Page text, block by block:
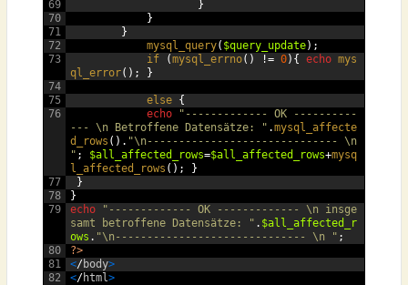
69
70
71
72
73
74
75
76
77
78
79
80
81
82
}
}
}
mysql_query( $query_update);
if
(mysql_errno() != 0){ echo mys
ql_error(); }
else {
echo
"------------- OK ----------
--- \n Betroffene Datensätze: " .mysql_affecte
d_rows (). "\n------------------------------ \n
" ; $all_affected_rows=$all_affected_rows+mysq
l_affected_rows ();
}
}
}
echo
"------------- OK ------------- \n insge
samt betroffene Datensätze: " . $all_affected_r
ows . "\n------------------------------ \n " ;
?>
</body>
</html>